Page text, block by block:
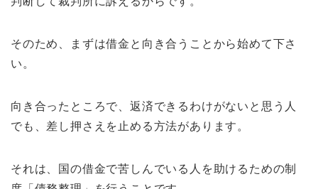
そのため、まずは借金と向き合うことから始めて下さ
い。
向き合ったところで、返済できるわけがないと思う人
でも、差し押さえを止める方法があります。
それは、国の借金で苦しんでいる人を助けるための制